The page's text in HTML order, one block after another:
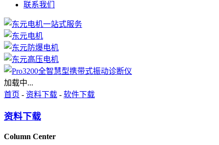
联系我们
加载中...
首页 - 资料下载 - 软件下载
资料下载
Column Center